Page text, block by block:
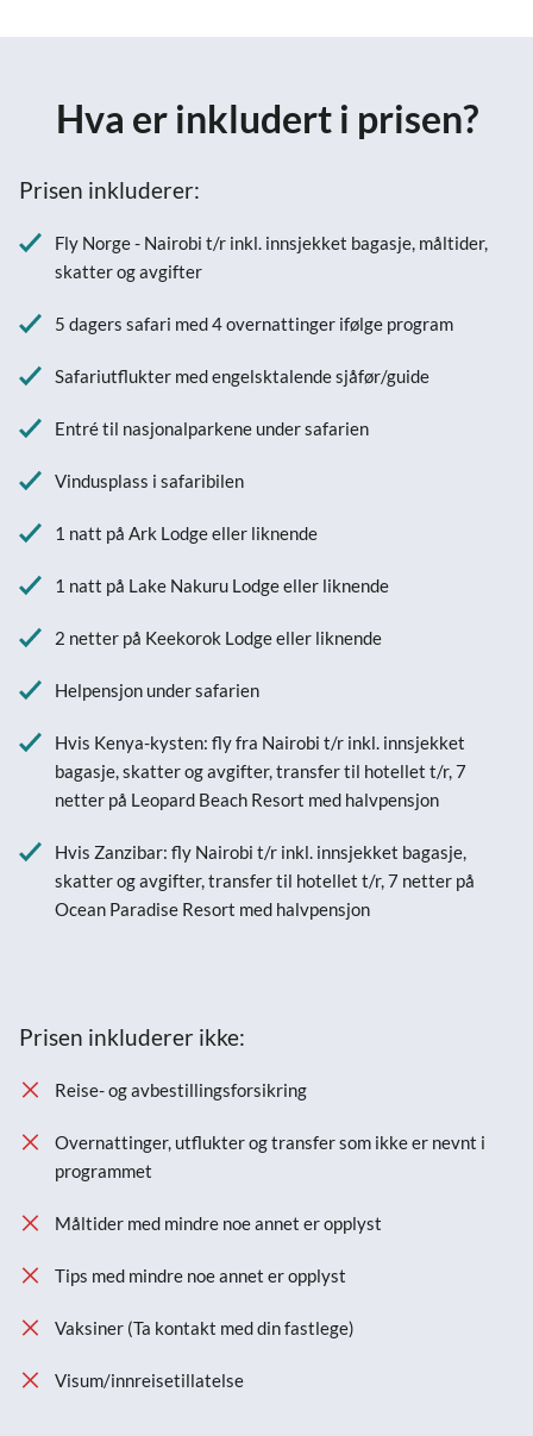
Hva er inkludert i prisen?
Prisen inkluderer:
Fly Norge - Nairobi t/r inkl. innsjekket bagasje, måltider,
skatter og avgifter
5 dagers safari med 4 overnattinger ifølge program
Safariutflukter med engelsktalende sjåfør/guide
Entré til nasjonalparkene under safarien
Vindusplass i safaribilen
1 natt på Ark Lodge eller liknende
1 natt på Lake Nakuru Lodge eller liknende
2 netter på Keekorok Lodge eller liknende
Helpensjon under safarien
Hvis Kenya-kysten: fly fra Nairobi t/r inkl. innsjekket
bagasje, skatter og avgifter, transfer til hotellet t/r, 7
netter på Leopard Beach Resort med halvpensjon
Hvis Zanzibar: fly Nairobi t/r inkl. innsjekket bagasje,
skatter og avgifter, transfer til hotellet t/r, 7 netter på
Ocean Paradise Resort med halvpensjon
Prisen inkluderer ikke:
Reise- og avbestillingsforsikring
Overnattinger, utflukter og transfer som ikke er nevnt i
programmet
Måltider med mindre noe annet er opplyst
Tips med mindre noe annet er opplyst
Vaksiner (Ta kontakt med din fastlege)
Visum/innreisetillatelse